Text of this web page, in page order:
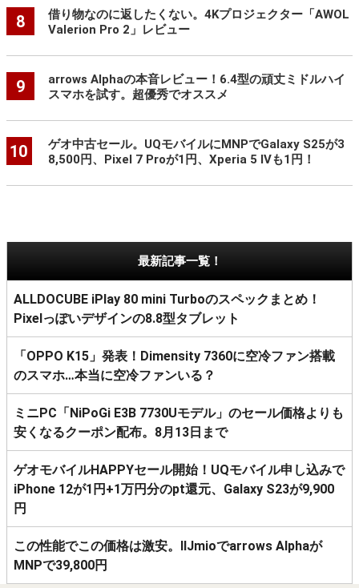
8
借り物なのに返したくない。4Kプロジェクター「AWOL
Valerion Pro 2」レビュー
9
arrows Alphaの本音レビュー！6.4型の頑丈ミドルハイ
スマホを試す。超優秀でオススメ
10
ゲオ中古セール。UQモバイルにMNPでGalaxy S25が3
8,500円、Pixel 7 Proが1円、Xperia 5 IVも1円！
最新記事一覧！
ALLDOCUBE iPlay 80 mini Turboのスペックまとめ！
Pixelっぽいデザインの8.8型タブレット
「OPPO K15」発表！Dimensity 7360に空冷ファン搭載
のスマホ…本当に空冷ファンいる？
ミニPC「NiPoGi E3B 7730Uモデル」のセール価格よりも
安くなるクーポン配布。8月13日まで
ゲオモバイルHAPPYセール開始！UQモバイル申し込みで
iPhone 12が1円+1万円分のpt還元、Galaxy S23が9,900
円
この性能でこの価格は激安。IIJmioでarrows Alphaが
MNPで39,800円